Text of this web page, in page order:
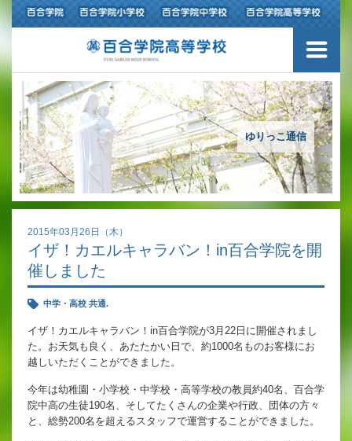
ゆりっこ通信
2015年03月26日（木）
イザ！カエルキャラバン！in百合学院を開
催しました
中学・高校 共通.
イザ！カエルキャラバン！in百合学院が3月22日に開催されまし
た。お天気も良く、あたたかい日で、約1000名ものお客様にお
越しいただくことができました。
今年は幼稚園・小学校・中学校・高等学校の教員約40名、百合学
院中高の生徒190名、そしてたくさんの企業や行政、団体の方々
と、総勢200名を超えるスタッフで運営することができました。
学校紹介
アクセスマップ
沿革
アカデミックリサーチコース
充実のフォローアップ体制
両コース共通の取り組み